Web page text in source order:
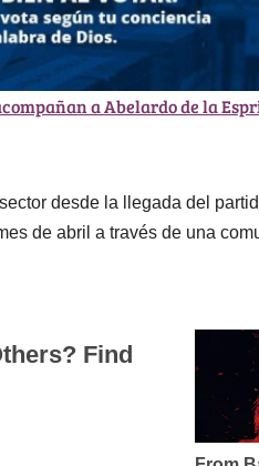
a Abelardo de la
desde la llegada del
de abril a través de una